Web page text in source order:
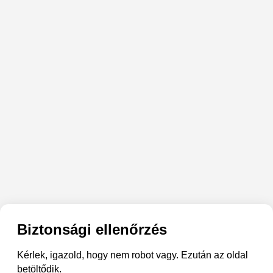
Biztonsági ellenőrzés
Kérlek, igazold, hogy nem robot vagy. Ezután az oldal
betöltődik.